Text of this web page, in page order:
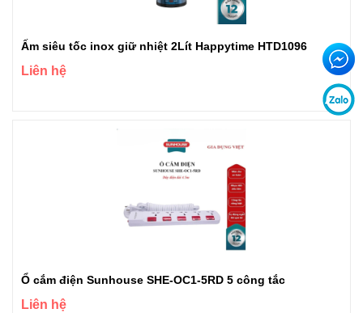
Ấm siêu tốc inox giữ nhiệt 2Lít Happytime HTD1096
Liên hệ
Ổ cắm điện Sunhouse SHE-OC1-5RD 5 công tắc
Liên hệ